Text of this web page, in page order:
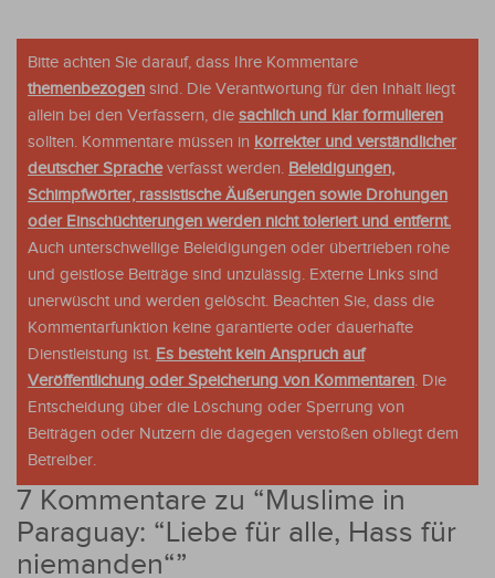
Bitte achten Sie darauf, dass Ihre Kommentare
themenbezogen sind. Die Verantwortung für den Inhalt liegt
allein bei den Verfassern, die sachlich und klar formulieren
sollten. Kommentare müssen in korrekter und verständlicher
deutscher Spracheverfasst werden. Beleidigungen,
Schimpfwörter, rassistische Äußerungen sowie Drohungen
oder Einschüchterungen werden nicht toleriert und entfernt.
Auch unterschwellige Beleidigungen oder übertrieben rohe
und geistlose Beiträge sind unzulässig. Externe Links sind
unerwüscht und werden gelöscht. Beachten Sie, dass die
Kommentarfunktion keine garantierte oder dauerhafte
Dienstleistung ist. Es besteht kein Anspruch auf
Veröffentlichung oder Speicherung von Kommentaren. Die
Entscheidung über die Löschung oder Sperrung von
Beiträgen oder Nutzern die dagegen verstoßen obliegt dem
Betreiber.
7 Kommentare zu “Muslime in
Paraguay: “Liebe für alle, Hass für
niemanden“”